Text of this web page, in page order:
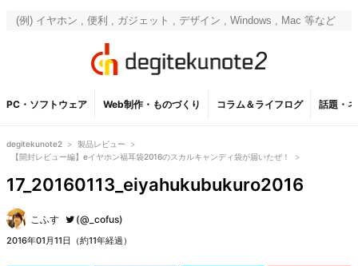
PC・ソフトウェア Web制作・ものづくり コラム＆ライフログ 話題・
degitekunote2 > 製品レビュー
>
【開封レビュー編】eイヤホン福耳袋2016のスカルキャンディ袋が届いたぜ！
>
17_20160113_eiyahukubukuro2016
こふす (@_cofus)
2016年01月11日（約11年経過）